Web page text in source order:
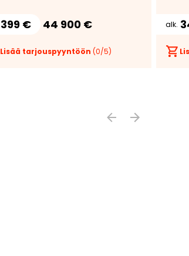
399 € 44 900 €
Lisää tarjouspyyntöön (0/5)
alk.